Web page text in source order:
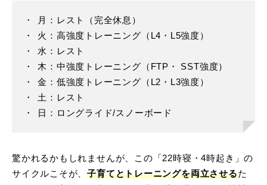
月：レスト（完全休息）
火：高強度トレーニング（L4・L5強度）
水：レスト
木： 中強度トレーニング（FTP・ SST強度）
金： 低強度トレーニング（L2・L3強度）
土：レスト
日：ロングライド/スノーボード
驚かれるかもしれませんが、この「22時寝・4時起き」の
サイクルこそが、子育てとトレーニングを両立させるた